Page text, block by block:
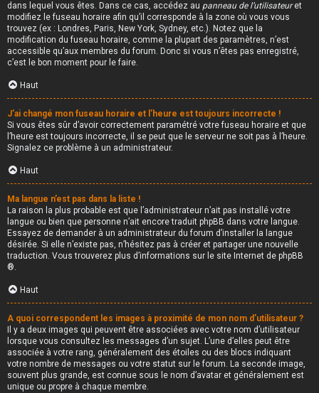
dans lequel vous êtes. Dans ce cas, accédez au panneau de l’utilisateuret
modifiez le fuseau horaire afin qu’il corresponde à la zone où vous vous
trouvez (ex : Londres, Paris, New York, Sydney, etc.). Notez que la
modification du fuseau horaire, comme la plupart des paramètres, n’est
accessible qu’aux membres du forum. Donc si vous n’êtes pas enregistré,
c’est le bon moment pour le faire.
Haut
J’ai changé mon fuseau horaire et l’heure est toujours incorrecte !
Si vous êtes sûr d’avoir correctement paramétré votre fuseau horaire et que
l’heure est toujours incorrecte, il se peut que le serveur ne soit pas à l’heure.
Signalez ce problème à un administrateur.
Haut
Ma langue n’est pas dans la liste !
La raison la plus probable est que l’administrateur n’ait pas installé votre
langue ou bien que personne n’ait encore traduit phpBB dans votre langue.
Essayez de demander à un administrateur du forum d’installer la langue
désirée. Si elle n’existe pas, n’hésitez pas à créer et partager une nouvelle
traduction. Vous trouverez plus d’informations sur le site Internet de phpBB
®.
Haut
A quoi correspondent les images à proximité de mon nom d’utilisateur ?
Il y a deux images qui peuvent être associées avec votre nom d’utilisateur
lorsque vous consultez les messages d’un sujet. L’une d’elles peut être
associée à votre rang, généralement des étoiles ou des blocs indiquant
votre nombre de messages ou votre statut sur le forum. La seconde image,
souvent plus grande, est connue sous le nom d’avatar et généralement est
unique ou propre à chaque membre.